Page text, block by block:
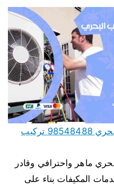
فني تكييف هندي الشعب البحري 98548488 تركيب
ماهر واحترافي وقادر
المكيفات بناء على